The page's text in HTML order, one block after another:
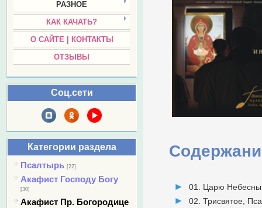
РАЗНОЕ
КАК КАЧАТЬ?
О САЙТЕ | КОНТАКТЫ
ОТЗЫВЫ
Соц.сети
Категории раздела
Псалтырь [22]
Акафист Господу Богу
[30]
Акафист Пр. Богородице
01. Царю
02. Трисвятое,